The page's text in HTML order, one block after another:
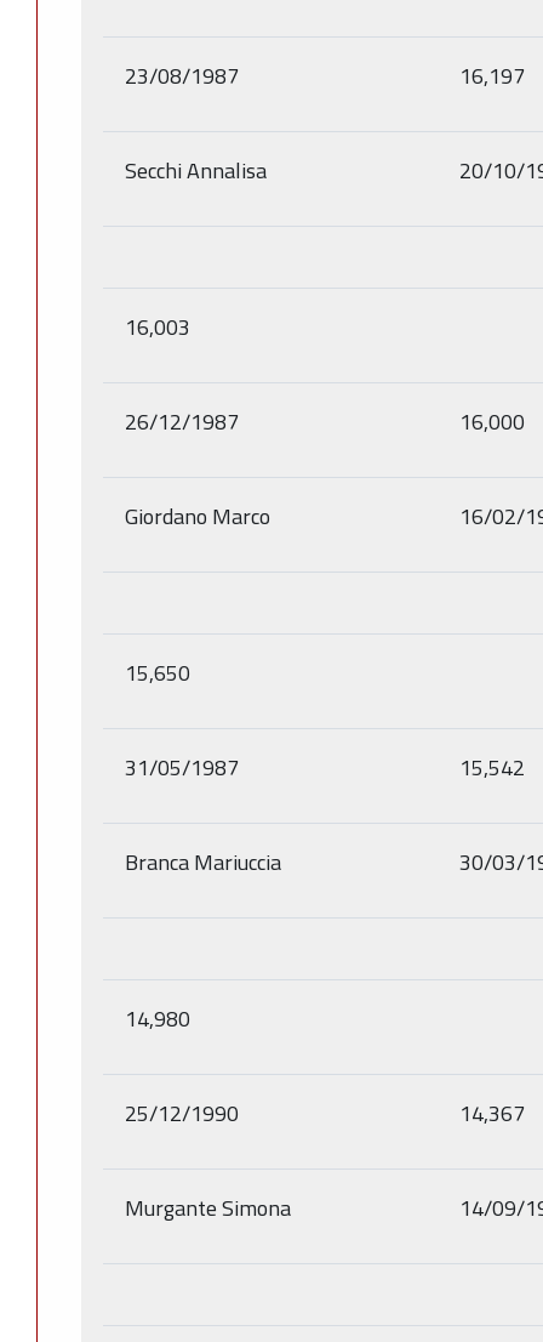
23/08/1987 16,197
Secchi Annalisa 20/10/
16,003
26/12/1987 16,000
Giordano Marco 16/02/
15,650
31/05/1987 15,542
Branca Mariuccia 30/03/
14,980
25/12/1990 14,367
Murgante Simona 14/09/